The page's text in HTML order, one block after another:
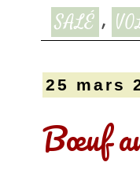
SALÉ ,
25 mars
Bœuf